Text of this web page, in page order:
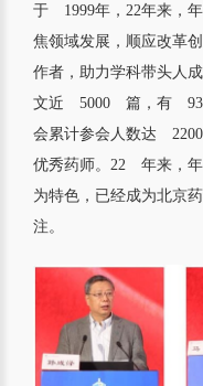
于 1999年，22年来，
焦领域发展，顺应改革
作者，助力学科带头人
文近 5000 篇，有
会累计参会人数达
优秀药师。22 年来，年
为特色，已经成为北京
注。